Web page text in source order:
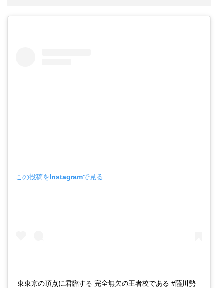
この投稿をInstagramで見る
東東京の頂点に君臨する 完全無欠の王者校である #薩川勢